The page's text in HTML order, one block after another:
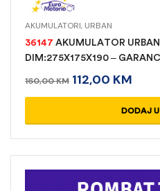
AKUMULATORI, URBAN
36147 AKUMULATOR
DIM:275X175X190 –
160,00KM 112,00 KM
DODAJ U